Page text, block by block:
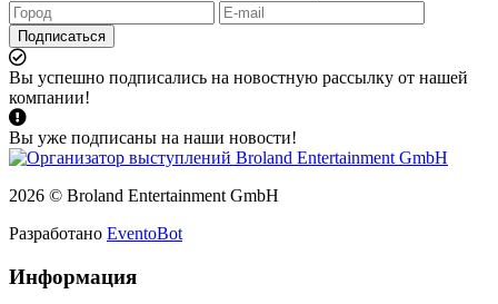
Подписаться
Вы успешно подписались на новостную рассылку от нашей
компании!
Вы уже подписаны на наши новости!
2026 © Broland Entertainment GmbH
Разработано EventoBot
Информация